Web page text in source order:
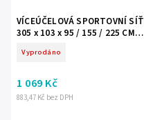
VÍCEÚČELOVÁ SPORTOVNÍ SÍŤ
305 x 103 x 95 / 155 / 225 CM
Vyprodáno
883,47 Kč bez DPH
1 069 Kč